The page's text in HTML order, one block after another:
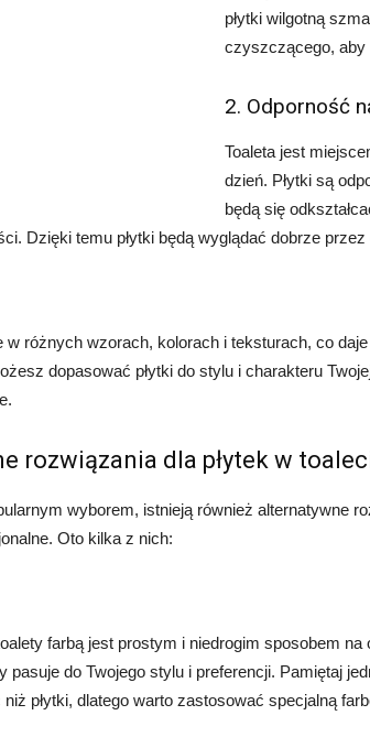
płytki wilgotną
czyszczącego,
2. Odporność
Toaleta jest
dzień. Płytki są
będą się
Dzięki temu płytki będą wyglądać dobrze przez
w różnych wzorach, kolorach i teksturach, co
dopasować płytki do stylu i charakteru
rozwiązania dla płytek w
wyborem, istnieją również alternatywne
Oto kilka z nich:
farbą jest prostym i niedrogim sposobem
pasuje do Twojego stylu i preferencji. Pamiętaj
płytki, dlatego warto zastosować specjalną